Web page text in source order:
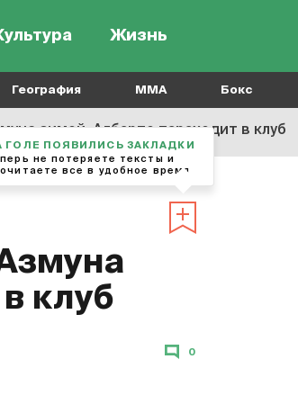
Жизнь
География MMA Бокс
зимой. Алберто переходит в клуб
клуб
0
ГОЛЕ ПОЯВИЛИСЬ ЗАКЛАДКИ
не потеряете тексты и
все в удобное время